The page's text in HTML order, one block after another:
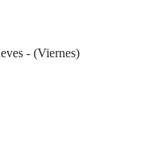
- (Viernes)